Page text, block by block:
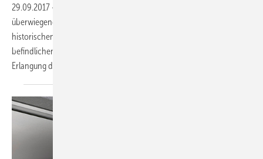
29.09.2017 -
überwiegende Teil der Gebäudefassade nach dem Vorbild der
historischen Barockfassade rekonstruiert. Die in der Fassade
befindlichen Holzfenster spielen dabei eine entscheidende Rolle zur
Erlangung des historischen